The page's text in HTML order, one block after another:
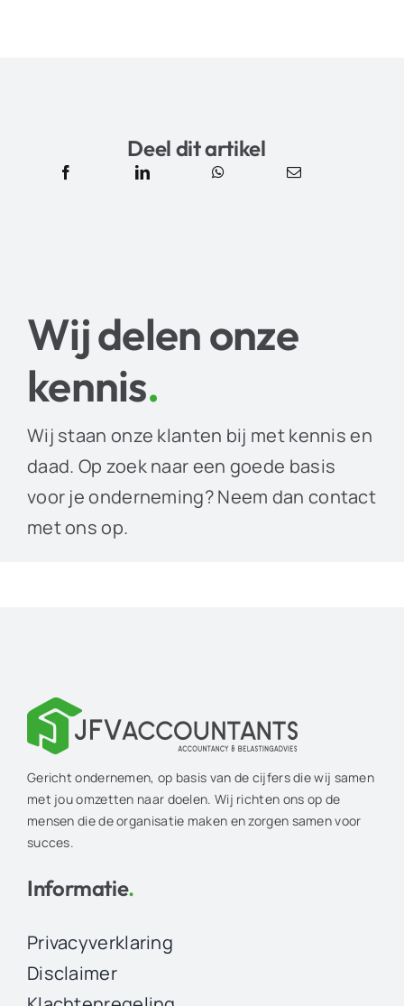
Deel dit artikel
Wij delen onze
kennis.
Wij staan onze klanten bij met kennis en
daad. Op zoek naar een goede basis
voor je onderneming? Neem dan contact
met ons op.
Gericht ondernemen, op basis van de cijfers die wij samen
met jou omzetten naar doelen. Wij richten ons op de
mensen die de organisatie maken en zorgen samen voor
succes.
Informatie.
Privacyverklaring
Disclaimer